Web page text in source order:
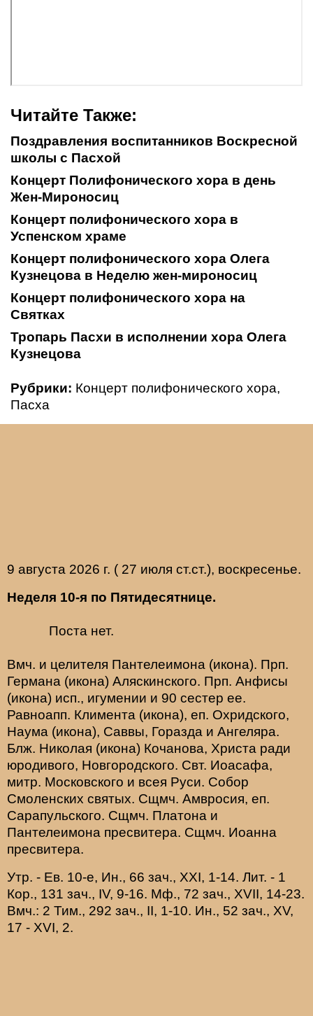
Читайте Также:
Поздравления воспитанников Воскресной
школы с Пасхой
Концерт Полифонического хора в день
Жен-Мироносиц
Концерт полифонического хора в
Успенском храме
Концерт полифонического хора Олега
Кузнецова в Неделю жен-мироносиц
Концерт полифонического хора на
Святках
Тропарь Пасхи в исполнении хора Олега
Кузнецова
Рубрики: Концерт полифонического хора,
Пасха
9 августа 2026 г. ( 27 июля ст.ст.), воскресенье.
Неделя 10-я по Пятидесятнице.
Поста нет.
Вмч. и целителя Пантелеимона (икона). Прп.
Германа (икона) Аляскинского. Прп. Анфисы
(икона) исп., игумении и 90 сестер ее.
Равноапп. Климента (икона), еп. Охридского,
Наума (икона), Саввы, Горазда и Ангеляра.
Блж. Николая (икона) Кочанова, Христа ради
юродивого, Новгородского. Свт. Иоасафа,
митр. Московского и всея Руси. Собор
Смоленских святых. Сщмч. Амвросия, еп.
Сарапульского. Сщмч. Платона и
Пантелеимона пресвитера. Сщмч. Иоанна
пресвитера.
Утр. - Ев. 10-е, Ин., 66 зач., XXI, 1-14. Лит. - 1
Кор., 131 зач., IV, 9-16. Мф., 72 зач., XVII, 14-23.
Вмч.: 2 Тим., 292 зач., II, 1-10. Ин., 52 зач., XV,
17 - XVI, 2.